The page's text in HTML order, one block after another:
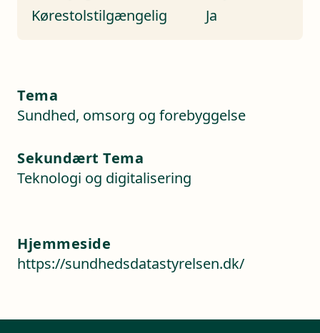
Kørestolstilgængelig
Ja
Tema
Sundhed, omsorg og forebyggelse
Sekundært Tema
Teknologi og digitalisering
Hjemmeside
https://sundhedsdatastyrelsen.dk/